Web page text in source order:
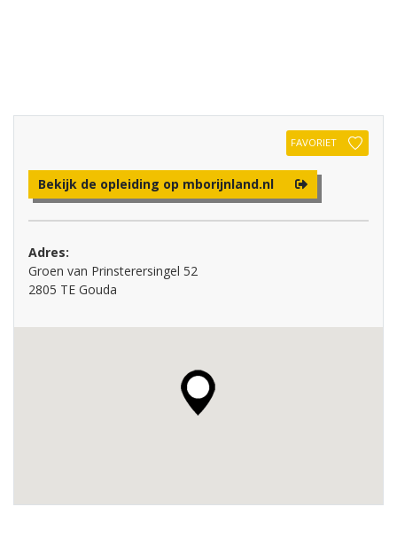
FAVORIET
Bekijk de opleiding op mborijnland.nl
Adres:
Groen van Prinsterersingel 52
2805 TE Gouda